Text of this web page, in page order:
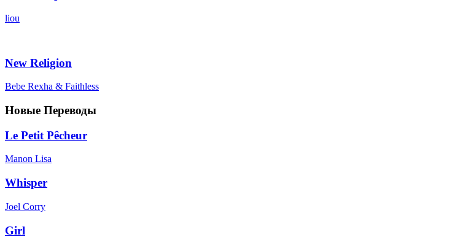
liou
New Religion
Bebe Rexha & Faithless
Новые Переводы
Le Petit Pêcheur
Manon Lisa
Whisper
Joel Corry
Girl